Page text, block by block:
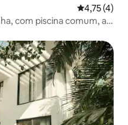
4,75 de
4,75 (4)
com piscina comum, a